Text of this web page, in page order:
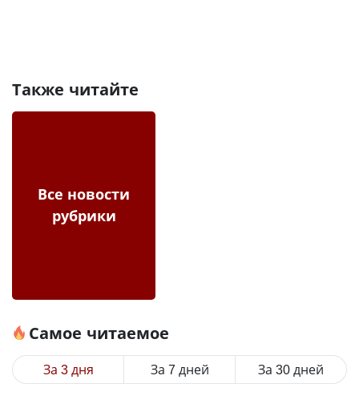
Также читайте
Все новости
рубрики
Самое читаемое
За 3 дня За 7 дней За 30 дней